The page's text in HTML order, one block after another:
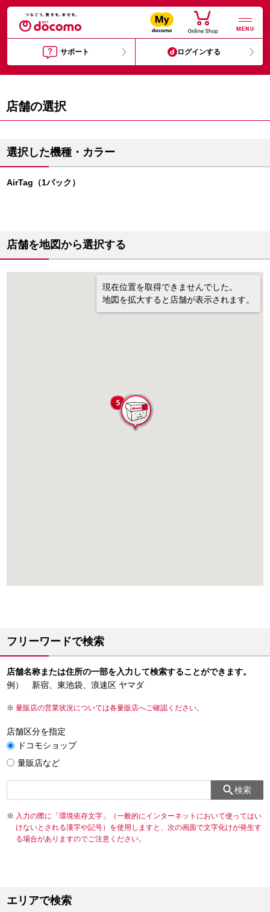
MENU
サポート ログインする
店舗の選択
選択した機種・カラー
AirTag（1パック）
店舗を地図から選択する
現在位置を取得できませんでした。
地図を拡大すると店舗が表示されます。
フリーワードで検索
店舗名称または住所の一部を入力して検索することができます。
例） 新宿、東池袋、浪速区 ヤマダ
量販店の営業状況については各量販店へご確認ください。
店舗区分を指定
ドコモショップ
量販店など
検索
入力の際に「環境依存文字」（一般的にインターネットにおいて使ってはい
けないとされる漢字や記号）を使用しますと、次の画面で文字化けが発生す
る場合がありますのでご注意ください。
エリアで検索